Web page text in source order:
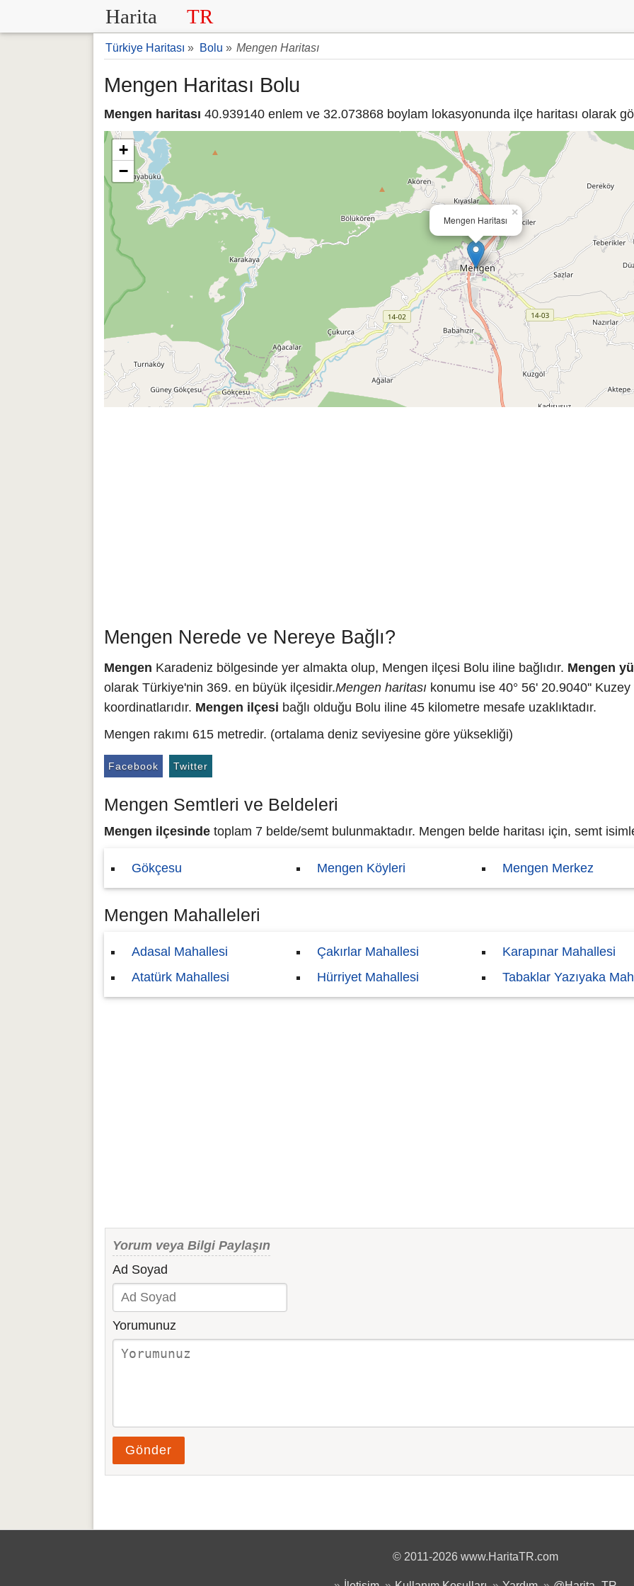
Harita TR
Türkiye Haritası » Bolu » Mengen Haritası
Mengen Haritası Bolu
Mengen haritası 40.939140 enlem ve 32.073868 boylam lokasyonunda ilçe haritası olarak
Mengen Haritası
×
+
−
Mengen Nerede ve Nereye Bağlı?
Mengen Karadeniz bölgesinde yer almakta olup, Mengen ilçesi Bolu iline bağlıdır. Mengen
olarak Türkiye'nin 369. en büyük ilçesidir.Mengen haritası konumu ise 40° 56' 20.9040''
koordinatlarıdır. Mengen ilçesi bağlı olduğu Bolu iline 45 kilometre mesafe uzaklıktadır.
Mengen rakımı 615 metredir. (ortalama deniz seviyesine göre yüksekliği)
Facebook Twitter
Mengen Semtleri ve Beldeleri
Mengen ilçesinde toplam 7 belde/semt bulunmaktadır. Mengen belde haritası için, semt
Gökçesu Mengen Köyleri Mengen Merkez
Mengen Mahalleleri
Adasal Mahallesi
Atatürk Mahallesi
Çakırlar Mahallesi
Hürriyet Mahallesi
Karapınar Mahallesi
Tabaklar Yazıyaka Mah
Yorum veya Bilgi Paylaşın
Ad Soyad
Yorumunuz
Gönder
© 2011-2026 www.HaritaTR.com